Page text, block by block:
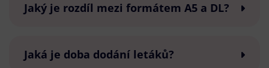
Jaký je rozdíl mezi formátem A5 a DL?
Jaká je doba dodání letáků?